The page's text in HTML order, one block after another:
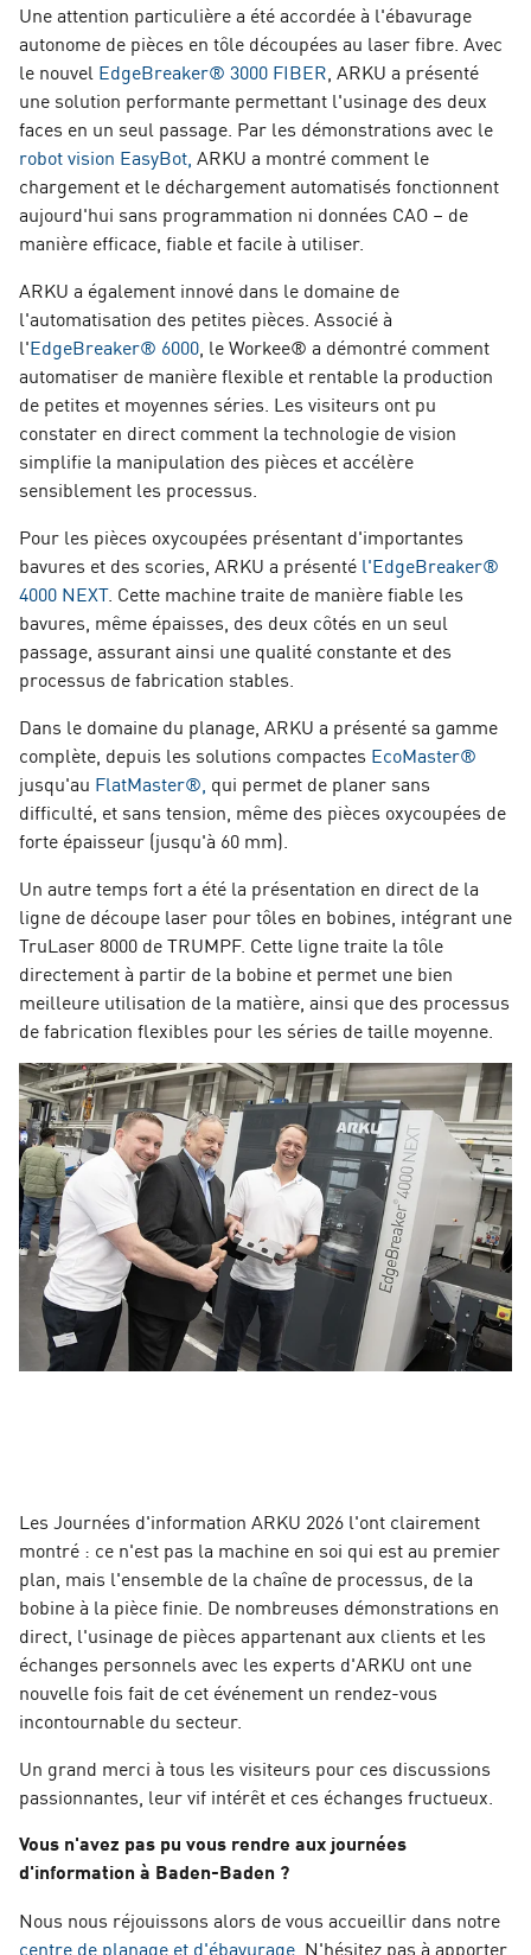
Une attention particulière a été accordée à l'ébavurage
autonome de pièces en tôle découpées au laser fibre. Avec
le nouvel EdgeBreaker® 3000 FIBER , ARKU a présenté
une solution performante permettant l'usinage des deux
faces en un seul passage. Par les démonstrations avec le
robot vision EasyBot, ARKU a montré comment le
chargement et le déchargement automatisés fonctionnent
aujourd'hui sans programmation ni données CAO – de
manière efficace, fiable et facile à utiliser.
ARKU a également innové dans le domaine de
l'automatisation des petites pièces. Associé à
l'EdgeBreaker® 6000 , le Workee® a démontré comment
automatiser de manière flexible et rentable la production
de petites et moyennes séries. Les visiteurs ont pu
constater en direct comment la technologie de vision
simplifie la manipulation des pièces et accélère
sensiblement les processus.
Pour les pièces oxycoupées présentant d'importantes
bavures et des scories, ARKU a présenté l'EdgeBreaker®
4000 NEXT. Cette machine traite de manière fiable les
bavures, même épaisses, des deux côtés en un seul
passage, assurant ainsi une qualité constante et des
processus de fabrication stables.
Dans le domaine du planage, ARKU a présenté sa gamme
complète, depuis les solutions compactes EcoMaster®
jusqu'au FlatMaster®, qui permet de planer sans
difficulté, et sans tension, même des pièces oxycoupées de
forte épaisseur (jusqu'à 60 mm).
Un autre temps fort a été la présentation en direct de la
ligne de découpe laser pour tôles en bobines, intégrant une
TruLaser 8000 de TRUMPF. Cette ligne traite la tôle
directement à partir de la bobine et permet une bien
meilleure utilisation de la matière, ainsi que des processus
de fabrication flexibles pour les séries de taille moyenne.
Les Journées d'information ARKU 2026 l'ont clairement
montré : ce n'est pas la machine en soi qui est au premier
plan, mais l'ensemble de la chaîne de processus, de la
bobine à la pièce finie. De nombreuses démonstrations en
direct, l'usinage de pièces appartenant aux clients et les
échanges personnels avec les experts d'ARKU ont une
nouvelle fois fait de cet événement un rendez-vous
incontournable du secteur.
Un grand merci à tous les visiteurs pour ces discussions
passionnantes, leur vif intérêt et ces échanges fructueux.
Vous n'avez pas pu vous rendre aux journées
d'information à Baden-Baden ?
Nous nous réjouissons alors de vous accueillir dans notre
centre de planage et d'ébavurage. N'hésitez pas à apporter